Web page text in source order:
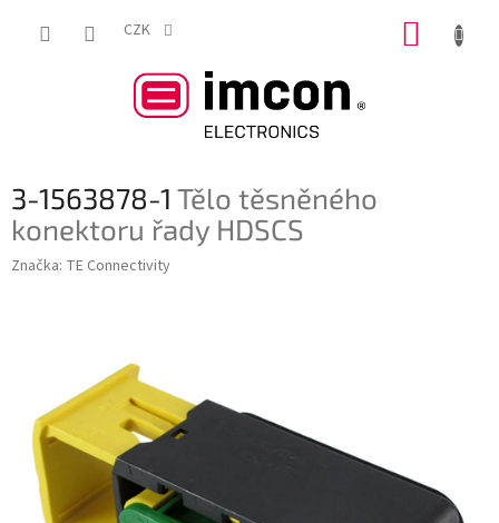
CZK
3-1563878-1 Tělo těsněného
konektoru řady HDSCS
Značka: TE Connectivity